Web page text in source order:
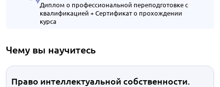
Диплом о профессиональной переподготовке с
квалификацией + Сертификат о прохождении
курса
Чему вы научитесь
Право интеллектуальной собственности.